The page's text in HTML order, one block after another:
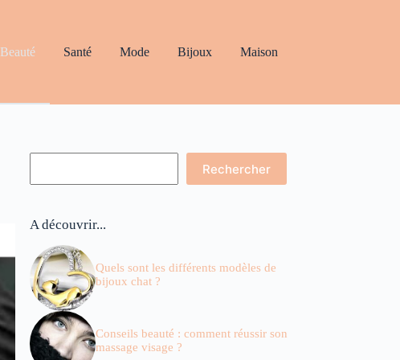
Beauté
Santé Mode Bijoux Maison
Rechercher
A découvrir...
Quels sont les différents modèles de
bijoux chat ?
Conseils beauté : comment réussir son
massage visage ?